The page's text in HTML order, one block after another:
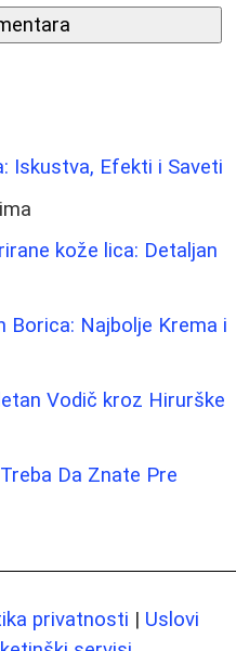
Iskustva, Efekti i Saveti
kože lica: Detaljan
Borica: Najbolje Krema i
Vodič kroz Hirurške
Da Znate Pre
privatnosti | Uslovi